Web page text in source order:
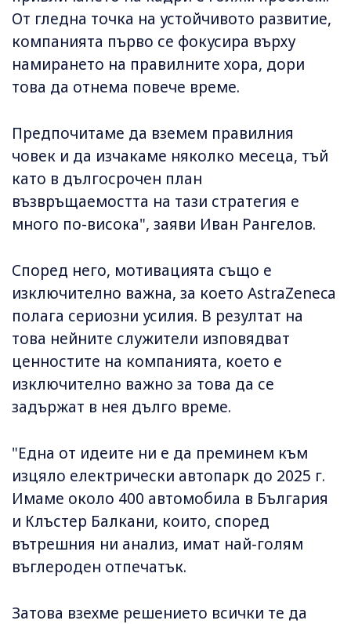
От гледна точка на устойчивото развитие,
компанията първо се фокусира върху
намирането на правилните хора, дори
това да отнема повече време.
Предпочитаме да вземем правилния
човек и да изчакаме няколко месеца, тъй
като в дългосрочен план
възвръщаемостта на тази стратегия е
много по-висока", заяви Иван Рангелов.
Според него, мотивацията също е
изключително важна, за което AstraZeneca
полага сериозни усилия. В резултат на
това нейните служители изповядват
ценностите на компанията, което е
изключително важно за това да се
задържат в нея дълго време.
"Една от идеите ни е да преминем към
изцяло електрически автопарк до 2025 г.
Имаме около 400 автомобила в България
и Клъстер Балкани, които, според
вътрешния ни анализ, имат най-голям
въглероден отпечатък.
Затова взехме решението всички те да